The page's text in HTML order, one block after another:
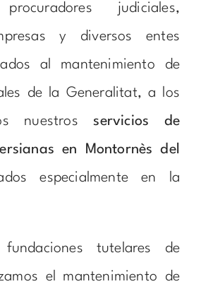
judiciales,
y diversos entes
al mantenimiento de
de la Generalitat, a los
nuestrosservicios de
en Montornès del
especialmente en la
tutelares de
el mantenimiento de